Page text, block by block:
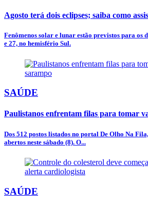
Agosto terá dois eclipses; saiba como
Fenômenos solar e lunar estão previstos para os
e 27, no hemisfério Sul.
SAÚDE
Paulistanos enfrentam filas para tomar
Dos 512 postos listados no portal De Olho Na
abertos neste sábado (8). O...
SAÚDE